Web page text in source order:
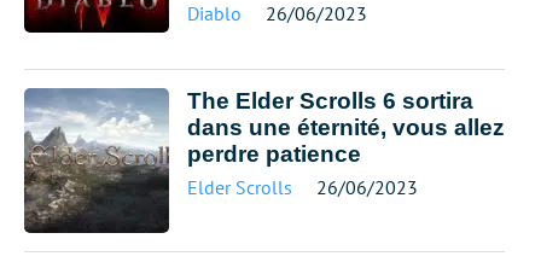
Diablo 26/06/2023
The Elder Scrolls 6 sortira
dans une éternité, vous allez
perdre patience
Elder Scrolls 26/06/2023